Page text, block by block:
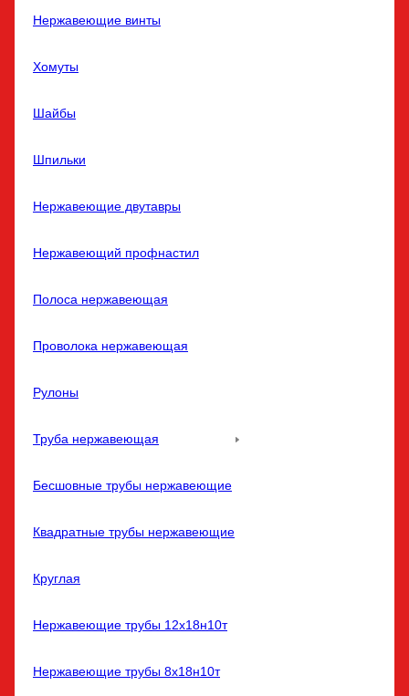
Нержавеющие винты
Хомуты
Шайбы
Шпильки
Нержавеющие двутавры
Нержавеющий профнастил
Полоса нержавеющая
Проволока нержавеющая
Рулоны
Труба нержавеющая
Бесшовные трубы нержавеющие
Квадратные трубы нержавеющие
Круглая
Нержавеющие трубы 12х18н10т
Нержавеющие трубы 8х18н10т